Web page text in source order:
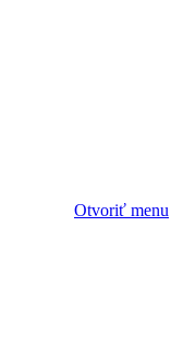
Otvoriť menu